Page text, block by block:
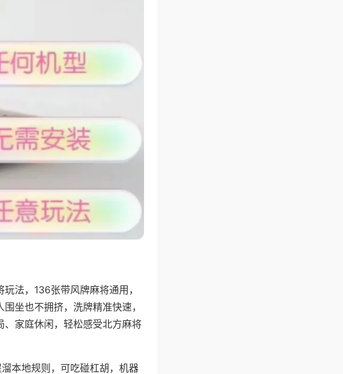
法，136张带风牌麻将通用，
坐也不拥挤，洗牌精准快速，
家庭休闲，轻松感受北方麻将
本地规则，可吃碰杠胡，机器